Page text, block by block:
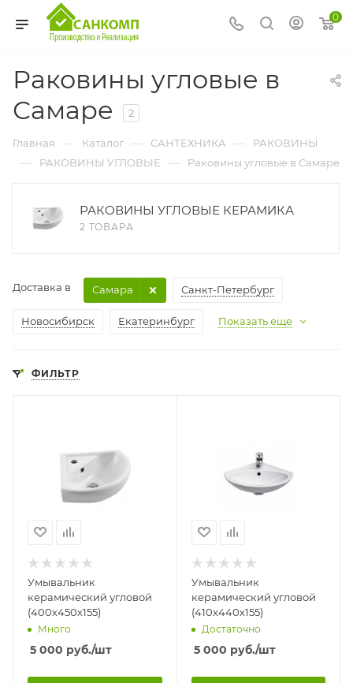
0
Раковины угловые в
Самаре
2
Главная — Каталог — САНТЕХНИКА — РАКОВИНЫ
— РАКОВИНЫ УГЛОВЫЕ — Раковины угловые в Самаре
РАКОВИНЫ УГЛОВЫЕ КЕРАМИКА
2 ТОВАРА
Доставка в Санкт-Петербург
Новосибирск Екатеринбург
Самара
Показать еще
ФИЛЬТР
Умывальник
керамический угловой
(400х450х155)
Много
5 000 руб./шт
Умывальник
керамический угловой
(410х440х155)
Достаточно
5 000 руб./шт